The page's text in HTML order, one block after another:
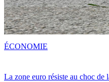
La zone euro résiste au choc de
ÉCONOMIE